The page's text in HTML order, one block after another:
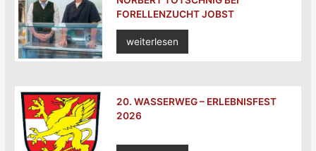
FORELLENZUCHT JOBST
weiterlesen
20. WASSERWEG – ERLEBNISFEST
2026